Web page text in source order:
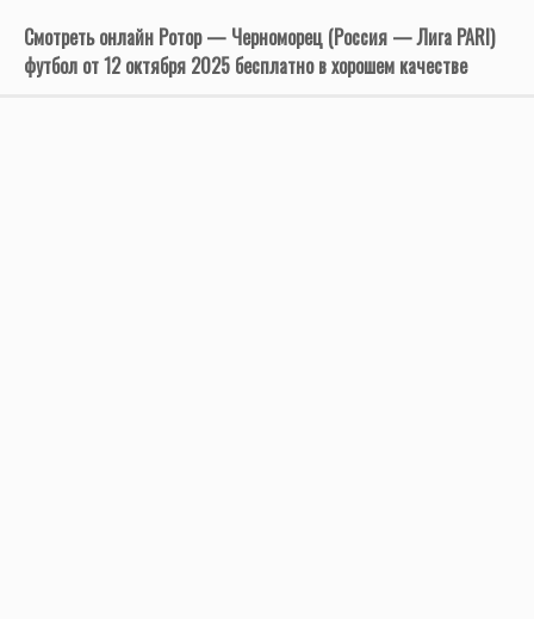
Смотреть онлайн Ротор — Черноморец (Россия — Лига PARI)
футбол от 12 октября 2025 бесплатно в хорошем качестве